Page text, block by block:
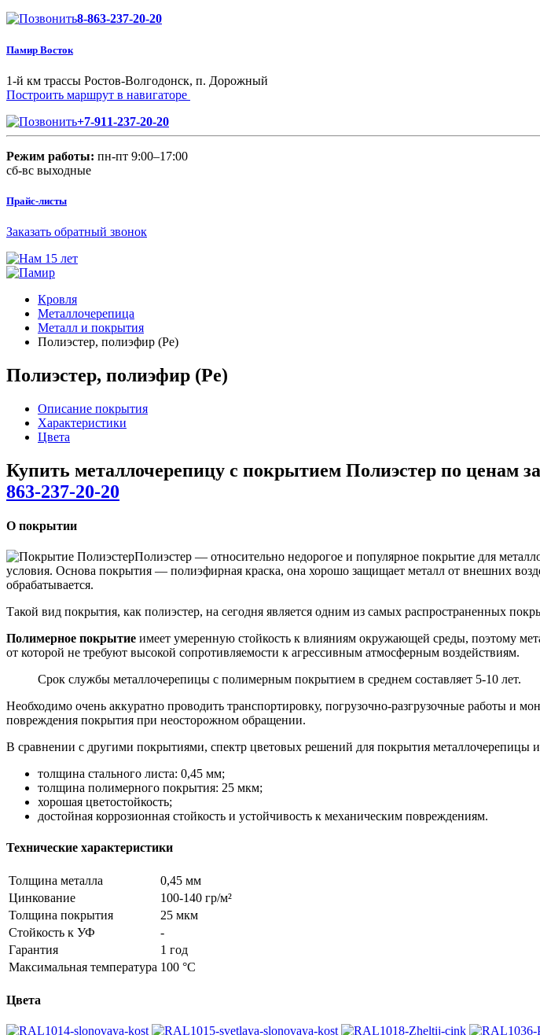
8-863-237-20-20
Памир Восток
1-й км трассы Ростов-Волгодонск, п. Дорожный
Построить маршрут в навигаторе
+7-911-237-20-20
Режим работы: пн-пт 9:00–17:00
сб-вс выходные
Прайс-листы
Заказать обратный звонок
Кровля
Металлочерепица
Металл и покрытия
Полиэстер, полиэфир (Pe)
Полиэстер, полиэфир (Pe)
Описание покрытия
Характеристики
Цвета
Купить металлочерепицу с покрытием Полиэстер по ценам
863-237-20-20
О покрытии
Полиэстер — относительно недорогое и популярное покрытие для
условия. Основа покрытия — полиэфирная краска, она хорошо защищает металл от внешних
обрабатывается.
Такой вид покрытия, как полиэстер, на сегодня является одним из самых распространенных
Полимерное покрытие имеет умеренную стойкость к влияниям окружающей среды, поэтому
от которой не требуют высокой сопротивляемости к агрессивным атмосферным воздействиям.
Срок службы металлочерепицы с полимерным покрытием в среднем составляет 5-10 лет.
Необходимо очень аккуратно проводить транспортировку, погрузочно-разгрузочные работы и
повреждения покрытия при неосторожном обращении.
В сравнении с другими покрытиями, спектр цветовых решений для покрытия металлочерепицы
толщина стального листа: 0,45 мм;
толщина полимерного покрытия: 25 мкм;
хорошая цветостойкость;
достойная коррозионная стойкость и устойчивость к механическим повреждениям.
Технические характеристики
Толщина металла
0,45 мм
Цинкование
100-140 гр/м²
Толщина покрытия
25 мкм
Стойкость к УФ
-
Гарантия
1 год
Максимальная температура 100 °С
Цвета